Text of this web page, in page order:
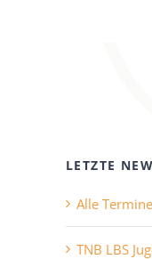
LETZTE
Alle
TNB LBS